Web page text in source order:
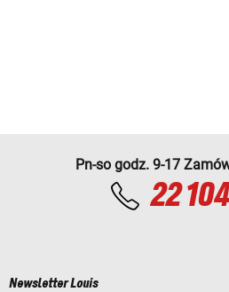
Pn-so godz. 9-17
22
Newsletter Louis